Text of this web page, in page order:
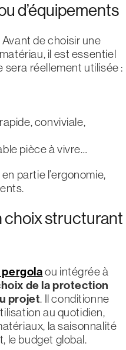
d’équipements
de choisir une
il est essentiel
sera réellement utilisée :
conviviale,
pièce à vivre…
partie l’ergonomie,
choix structurant
ou intégrée à
de la protection
projet. Il conditionne
au quotidien,
la saisonnalité
le budget global.